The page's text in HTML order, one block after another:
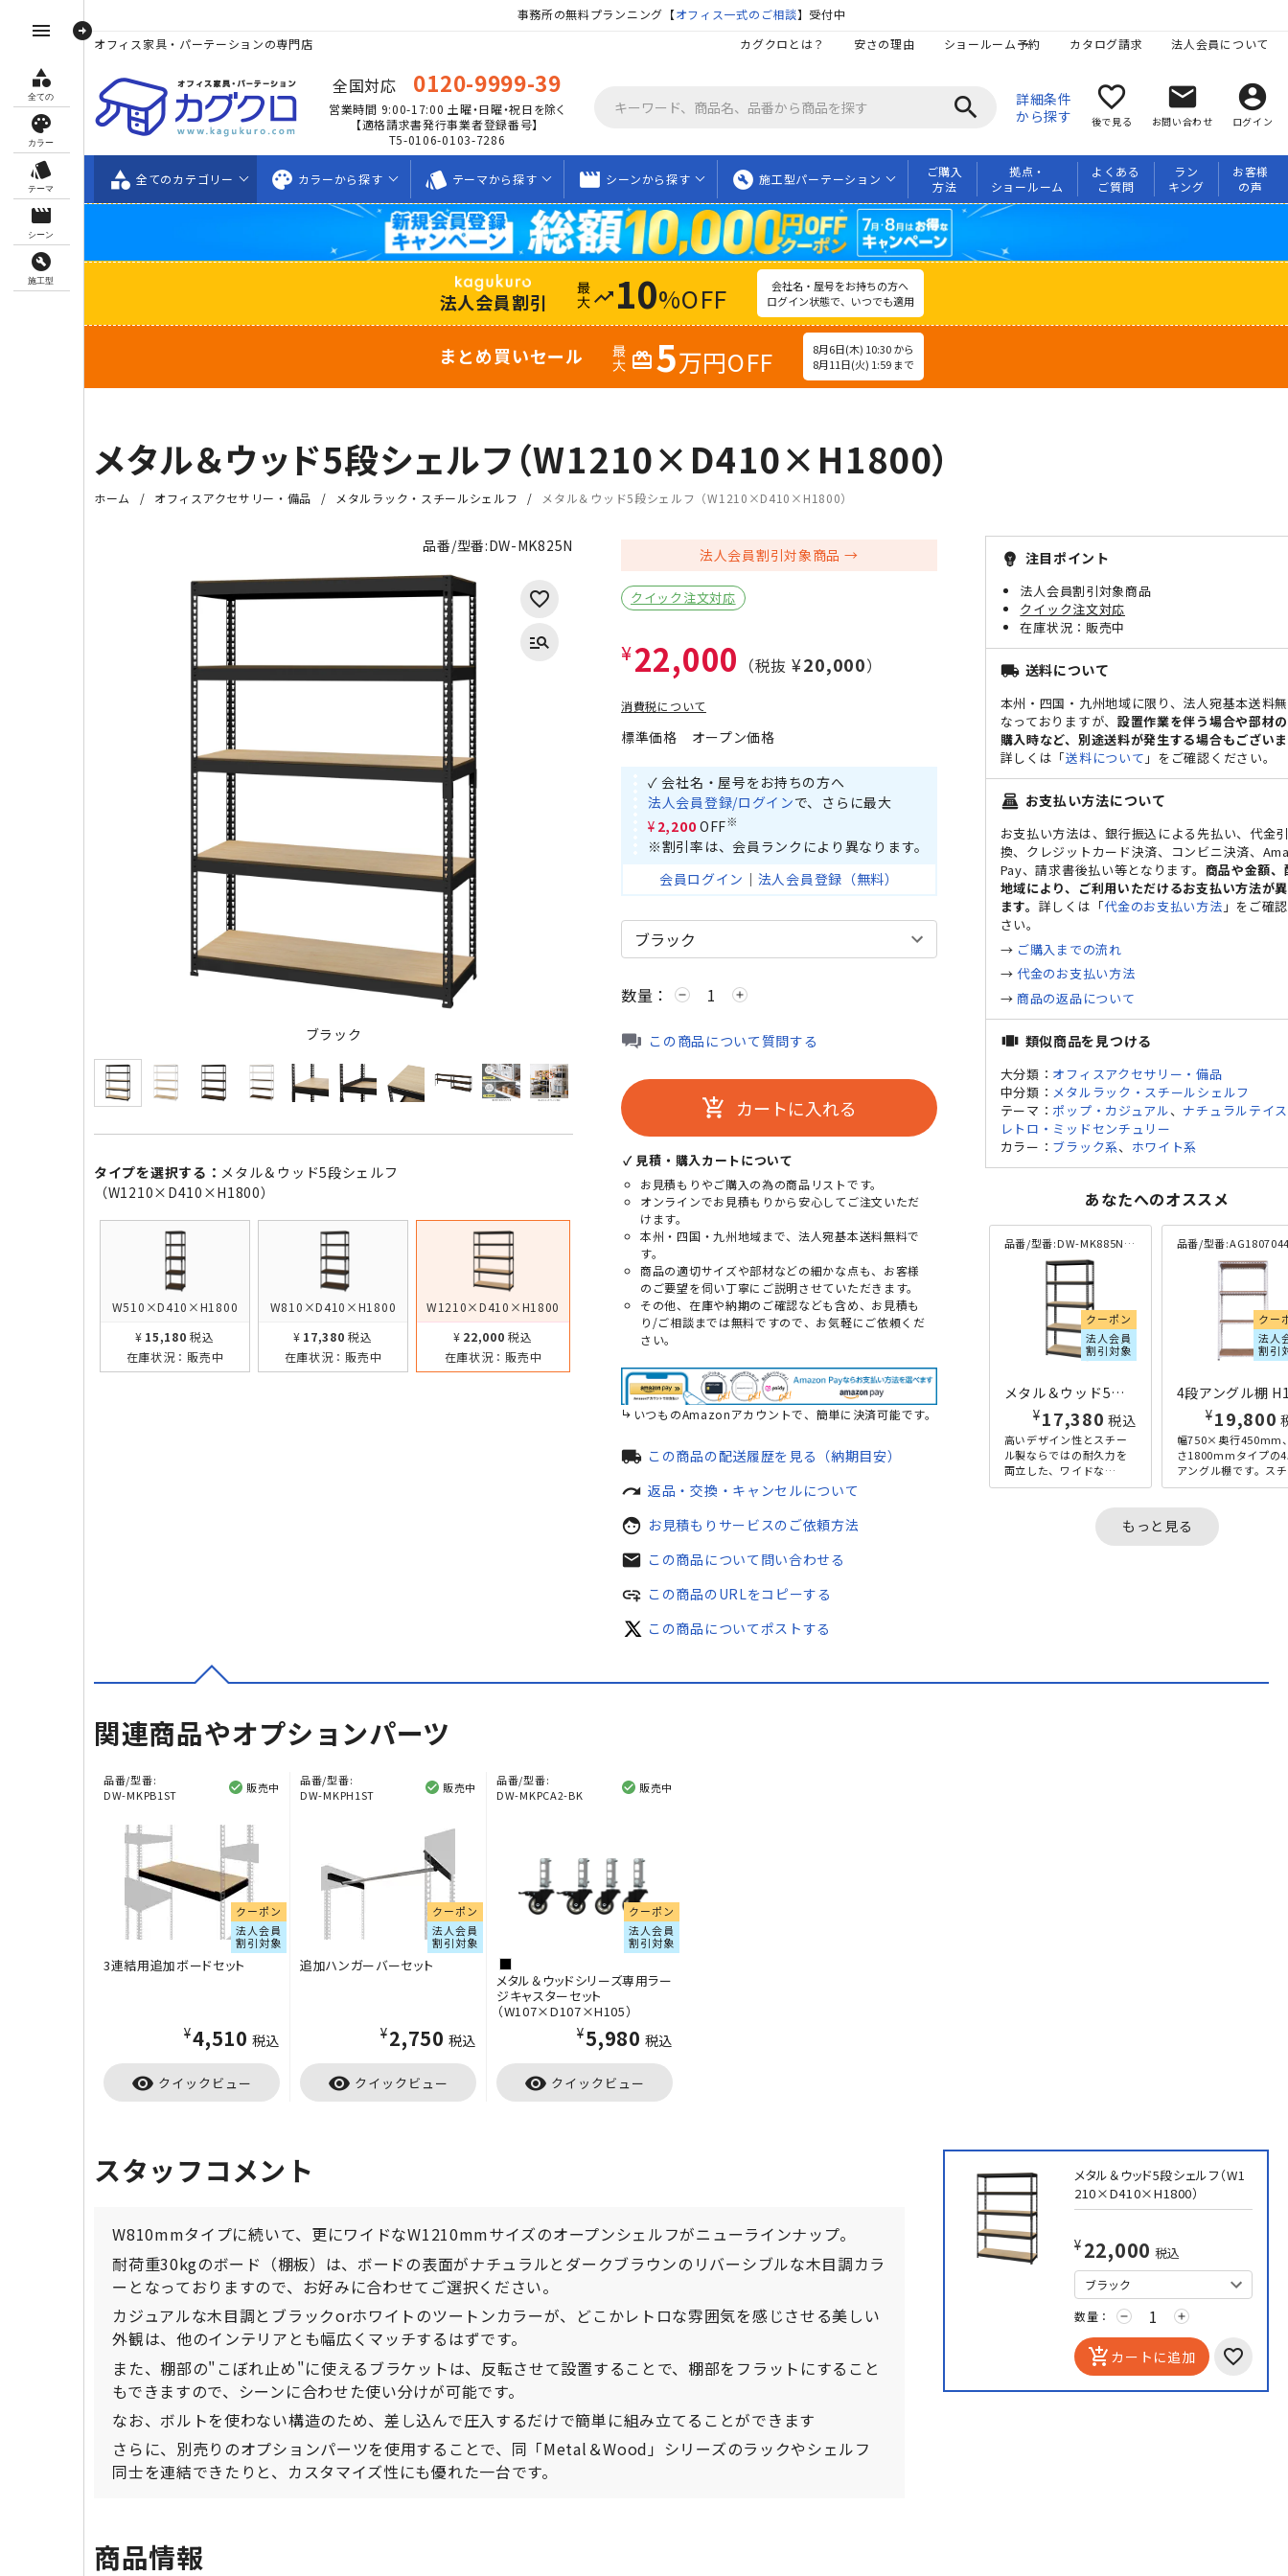
menu arrow_circle_right
category
全ての
palette
カラー
style
テーマ
movie_creation
シーン
build_circle
施工型
事務所の無料プランニング【オフィス一式のご相談】受付中
オフィス家具・パーテーションの専門店
カグクロとは？ 安さの理由 ショールーム予約 カタログ請求 法人会員について
全国対応 0120-9999-39
営業時間 9:00-17:00 土曜・日曜・祝日を除く
【適格請求書発行事業者登録番号】
T5-0106-0103-7286
search
詳細条件
から探す
favorite_border
後で見る
mail
お問い合わせ
account_circle
ログイン
category 全てのカテゴリー palette カラーから探す style テーマから探す movie_creation シーンから探す build_circle 施工型パーテーション
ご購入
方法
拠点・
ショールーム
よくある
ご質問
ラン
キング
お客様
の声
法人会員割引 trending_up 10%OFF
会社名・屋号をお持ちの方へ
ログイン状態で、いつでも適用
まとめ買いセール redeem 5万円OFF
8月6日(木) 10:30 から
8月11日(火) 1:59 まで
メタル＆ウッド5段シェルフ（W1210×D410×H1800）
ホーム オフィスアクセサリー・備品 メタルラック・スチールシェルフ メタル＆ウッド5段シェルフ（W1210×D410×H1800）
品番/型番:DW-MK825N
ブラック ホワイト
タイプを選択する： メタル＆ウッド5段シェルフ
（W1210×D410×H1800）
W510×D410×H1800
¥15,180 税込
在庫状況： 販売中
W810×D410×H1800
¥17,380 税込
在庫状況： 販売中
W1210×D410×H1800
¥22,000 税込
在庫状況： 販売中
法人会員割引対象商品
クイック注文対応
¥22,000 （税抜 ¥20,000）
消費税について
標準価格 オープン価格
✓ 会社名・屋号をお持ちの方へ
法人会員登録/ログインで、さらに最大
¥2,200 OFF※
※割引率は、会員ランクにより異なります。
会員ログイン ｜ 法人会員登録（無料）
数量： remove add
この商品について質問する
add_shopping_cart カートに入れる
✓ 見積・購入カートについて
お見積もりやご購入の為の商品リストです。
オンラインでお見積もりから安心してご注文いただ
けます。
本州・四国・九州地域まで、法人宛基本送料無料で
す。
商品の適切サイズや部材などの細かな点も、お客様
のご要望を伺い丁寧にご説明させていただきます。
その他、在庫や納期のご確認なども含め、お見積も
り/ご相談までは無料ですので、お気軽にご依頼くだ
さい。
いつものAmazonアカウントで、簡単に決済可能です。
local_shipping この商品の配送履歴を見る（納期目安）
redo 返品・交換・キャンセルについて
face お見積もりサービスのご依頼方法
mail この商品について問い合わせる
add_link この商品のURLをコピーする
この商品についてポストする
emoji_objects 注目ポイント
法人会員割引対象商品
クイック注文対応
販売中
local_shipping 送料について
本州・四国・九州地域に限り、法人宛基本送料
なっておりますが、 設置作業を伴う場合や部材
購入時など、別途送料が発生する場合もござい
詳しくは「送料について 」をご確認ください。
point_of_sale お支払い方法について
お支払い方法は、銀行振込による先払い、代金
換、クレジットカード決済、コンビニ決済、
Pay、請求書後払い等となります。 商品や金額、
地域により、ご利用いただけるお支払い方法が
ます。 詳しくは「代金のお支払い方法 」をご確
さい。
→ ご購入までの流れ
→代金のお支払い方法
→ 商品の返品について
view_carousel 類似商品を見つける
大分類： オフィスアクセサリー・備品
中分類： メタルラック・スチールシェルフ
テーマ： ポップ・カジュアル、 ナチュラルテイ
レトロ・ミッドセンチュリー
カラー： ブラック系、 ホワイト系
あなたへのオススメ
品番/型番:DW-MK885N-BK
クーポン
法人会員
割引対象
メタル＆ウッド5段シェルフ W810×D410×H1800 ブラック
¥17,380 税込
高いデザイン性とスチー
ル製ならではの耐久力を
両立した、ワイドな
W810mmサイズのオープ
のボード（棚板）は、ボ
品番/型番:AG1807044-
クー
法人
割引
¥19,800
幅750×奥行450mm
さ1800mmタイプの
アングル棚です。ス
ルフレームとパーテ
た、アンティーク感の
あ...
もっと見る
関連商品やオプションパーツ
品番/型番:
DW-MKPB1ST
販売中
クーポン
法人会員
割引対象
3連結用追加ボードセット
¥4,510 税込
visibility クイックビュー
品番/型番:
DW-MKPH1ST
販売中
クーポン
法人会員
割引対象
追加ハンガーバーセット
¥2,750 税込
visibility クイックビュー
品番/型番:
DW-MKPCA2-BK
販売中
クーポン
法人会員
割引対象
メタル＆ウッドシリーズ専用ラー
ジキャスターセット
（W107×D107×H105）
¥5,980 税込
visibility クイックビュー
スタッフコメント
W810mmタイプに続いて、更にワイドなW1210mmサイズのオープンシェルフがニューラインナップ。
耐荷重30kgのボード（棚板）は、ボードの表面がナチュラルとダークブラウンのリバーシブルな木目調カラ
ーとなっておりますので、お好みに合わせてご選択ください。
カジュアルな木目調とブラックorホワイトのツートンカラーが、どこかレトロな雰囲気を感じさせる美しい
外観は、他のインテリアとも幅広くマッチするはずです。
また、棚部の"こぼれ止め"に使えるブラケットは、反転させて設置することで、棚部をフラットにすること
もできますので、シーンに合わせた使い分けが可能です。
なお、ボルトを使わない構造のため、差し込んで圧入するだけで簡単に組み立てることができます
さらに、別売りのオプションパーツを使用することで、同「Metal＆Wood」シリーズのラックやシェルフ
同士を連結できたりと、カスタマイズ性にも優れた一台です。
商品情報
メタル＆ウッド5段シェルフ（W1
210×D410×H1800）
¥22,000 税込
数量： remove add
add_shopping_cart カートに追加